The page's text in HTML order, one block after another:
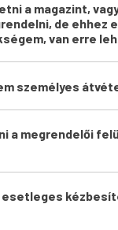
a magazint,
de ehhez
van erre
személyes
a megrendelői
esetleges